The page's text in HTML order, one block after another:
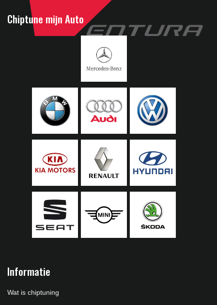
Chiptune mijn Auto
Informatie
Wat is chiptuning